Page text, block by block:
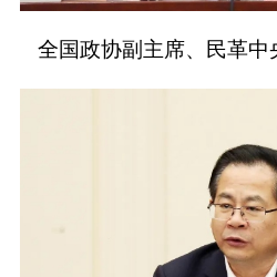
全国政协副主席、民革中